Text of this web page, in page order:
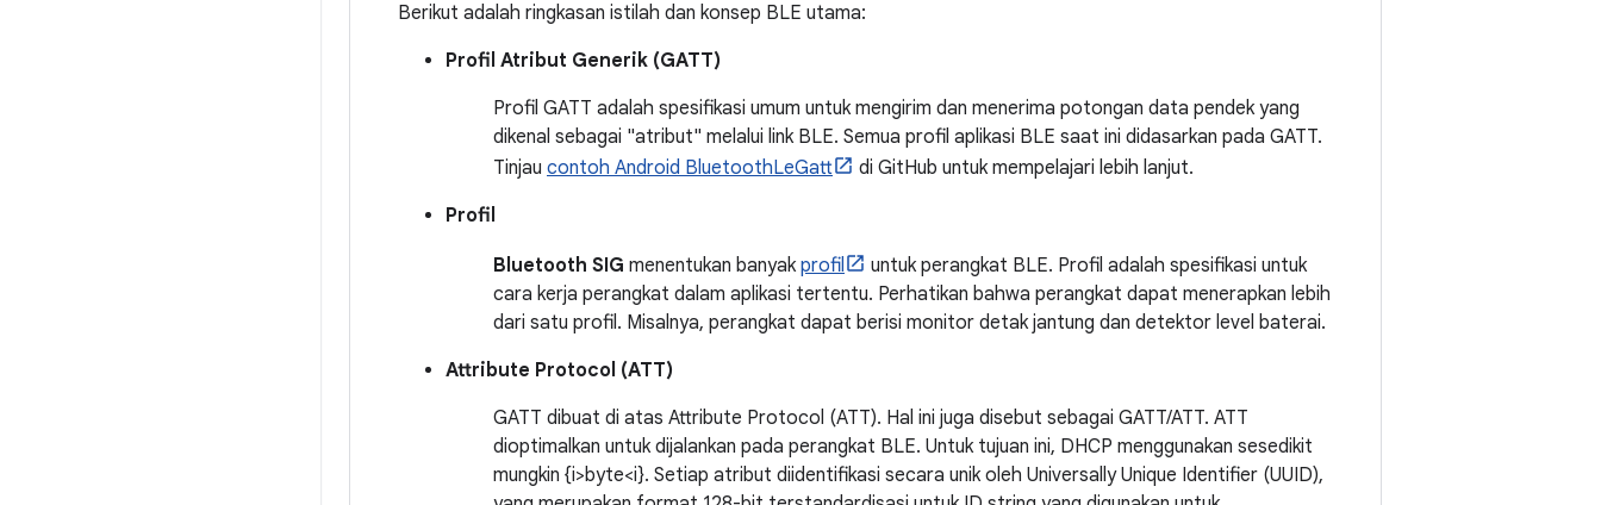
Berikut adalah ringkasan istilah dan konsep BLE utama:
Profil Atribut Generik (GATT)
Profil GATT adalah spesifikasi umum untuk mengirim dan menerima potongan data pendek yang
dikenal sebagai "atribut" melalui link BLE. Semua profil aplikasi BLE saat ini didasarkan pada GATT.
Tinjau contoh Android BluetoothLeGatt
di GitHub untuk mempelajari lebih lanjut.
Profil
Bluetooth SIG menentukan banyak profil
untuk perangkat BLE. Profil adalah spesifikasi untuk
cara kerja perangkat dalam aplikasi tertentu. Perhatikan bahwa perangkat dapat menerapkan lebih
dari satu profil. Misalnya, perangkat dapat berisi monitor detak jantung dan detektor level baterai.
Attribute Protocol (ATT)
GATT dibuat di atas Attribute Protocol (ATT). Hal ini juga disebut sebagai GATT/ATT. ATT
dioptimalkan untuk dijalankan pada perangkat BLE. Untuk tujuan ini, DHCP menggunakan sesedikit
mungkin {i>byte<i}. Setiap atribut diidentifikasi secara unik oleh Universally Unique Identifier (UUID),